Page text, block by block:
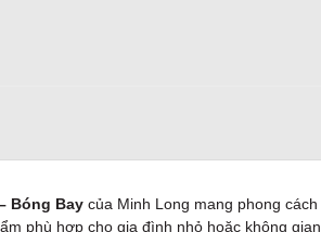
Bóng Bay của Minh Long mang phong
phù hợp cho gia đình nhỏ hoặc không